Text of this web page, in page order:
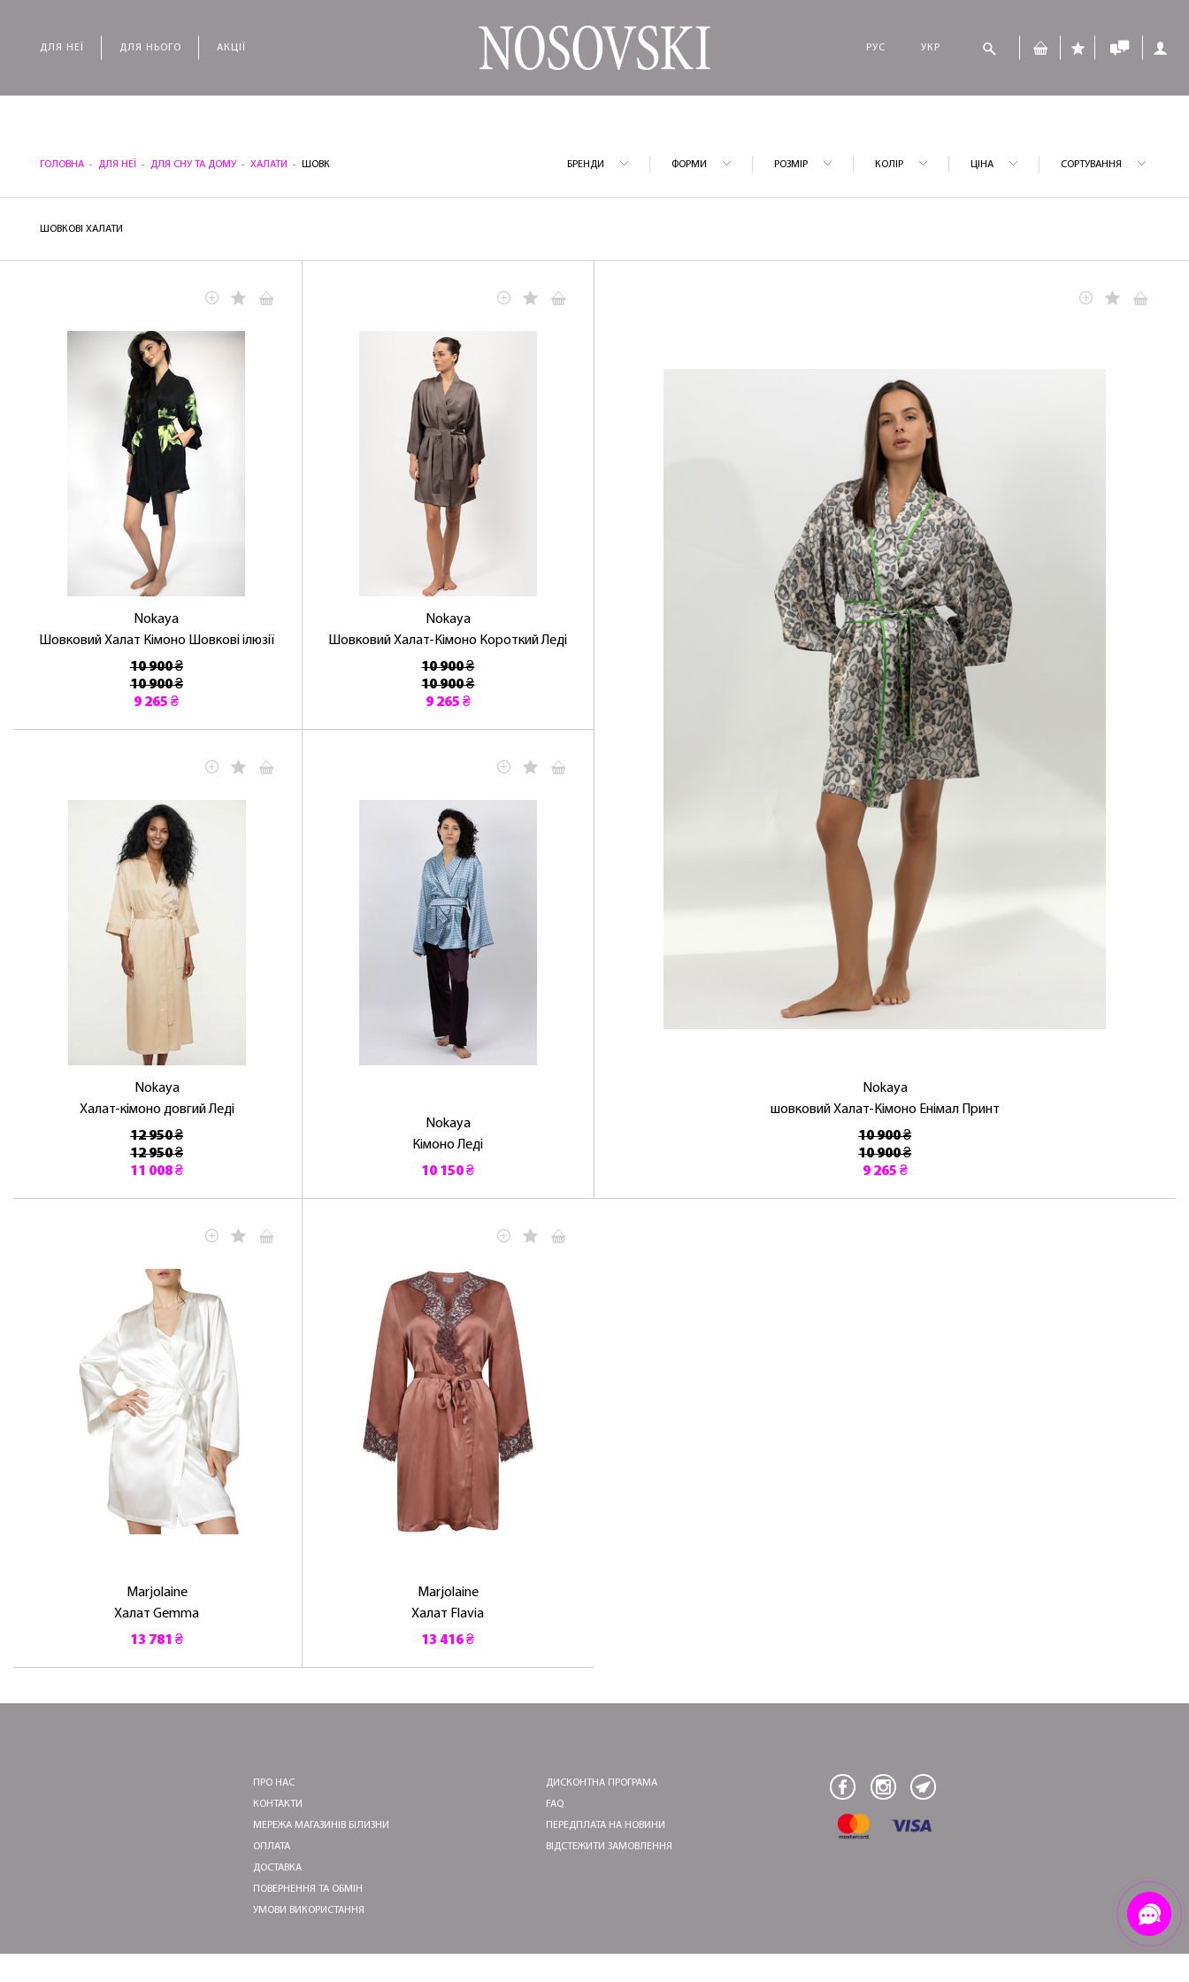
ДЛЯ НЕЇ ДЛЯ НЬОГО АКЦІЇ РУС УКР
ГОЛОВНА ДЛЯ НЕЇ ДЛЯ СНУ ТА ДОМУ ХАЛАТИ ШОВК БРЕНДИ ФОРМИ РОЗМІР КОЛІР ЦІНА СОРТУВАННЯ
ШОВКОВІ ХАЛАТИ
Nokaya
Шовковий Халат Кімоно Шовкові ілюзії
10 900 ₴
10 900 ₴
9 265 ₴
Nokaya
Шовковий Халат-Кімоно Короткий Леді
10 900 ₴
10 900 ₴
9 265 ₴
Nokaya
шовковий Халат-Кімоно Енімал Принт
10 900 ₴
10 900 ₴
9 265 ₴
Nokaya
Халат-кімоно довгий Леді
12 950 ₴
12 950 ₴
11 008 ₴
Nokaya
Кімоно Леді
10 150 ₴
Marjolaine
Халат Gemma
13 781 ₴
Marjolaine
Халат Flavia
13 416 ₴
ПРО НАС
КОНТАКТИ
МЕРЕЖА МАГАЗИНІВ БІЛИЗНИ
ОПЛАТА
ДОСТАВКА
ПОВЕРНЕННЯ ТА ОБМІН
УМОВИ ВИКОРИСТАННЯ
ДИСКОНТНА ПРОГРАМА
FAQ
ПЕРЕДПЛАТА НА НОВИНИ
ВІДСТЕЖИТИ ЗАМОВЛЕННЯ
ЛАСКАВО ПРОСИМО ДО NOSOVSKI.COM! ПРИЙМІТЬ ВІД
НАС ПРИВІТНИЙ БОНУС - ЗНИЖКУ НА ПЕРШЕ ПОКУПКУ